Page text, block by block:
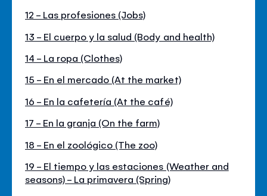
12 - Las profesiones (Jobs)
13 - El cuerpo y la salud (Body and health)
14 - La ropa (Clothes)
15 - En el mercado (At the market)
16 - En la cafetería (At the café)
17 - En la granja (On the farm)
18 - En el zoológico (The zoo)
19 - El tiempo y las estaciones (Weather and
seasons) - La primavera (Spring)